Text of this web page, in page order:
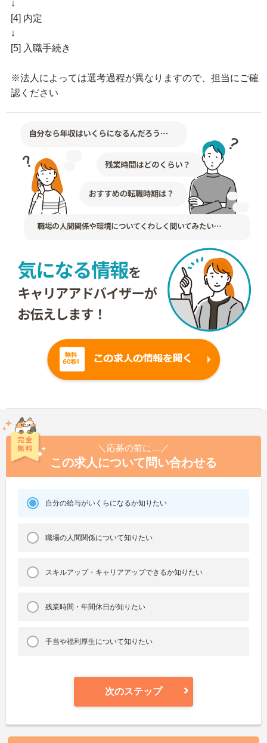
↓
[4] 内定
↓
[5] 入職手続き
※法人によっては選考過程が異なりますので、担当にご確
認ください
＼応募の前に…／
この求人について問い合わせる
自分の給与がいくらになるか知りたい
職場の人間関係について知りたい
スキルアップ・キャリアアップできるか知りたい
残業時間・年間休日が知りたい
手当や福利厚生について知りたい
次のステップ